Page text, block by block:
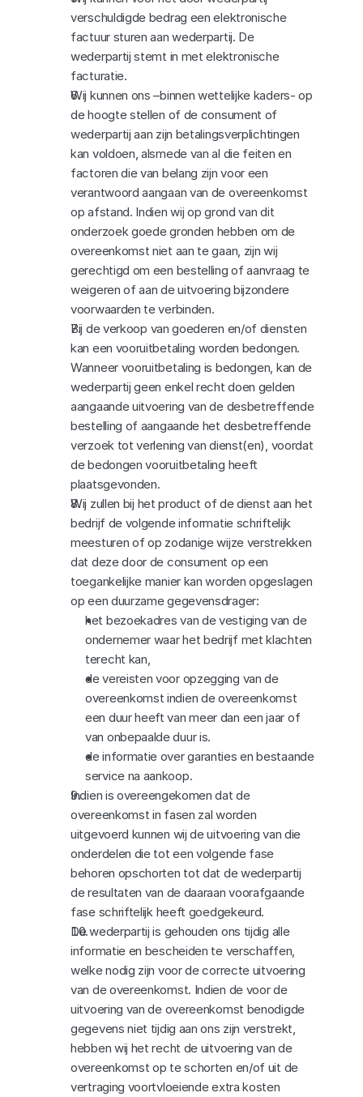
verschuldigde bedrag een elektronische
factuur sturen aan wederpartij. De
wederpartij stemt in met elektronische
facturatie.
Wij kunnen ons –binnen wettelijke kaders- op
de hoogte stellen of de consument of
wederpartij aan zijn betalingsverplichtingen
kan voldoen, alsmede van al die feiten en
factoren die van belang zijn voor een
verantwoord aangaan van de overeenkomst
op afstand. Indien wij op grond van dit
onderzoek goede gronden hebben om de
overeenkomst niet aan te gaan, zijn wij
gerechtigd om een bestelling of aanvraag te
weigeren of aan de uitvoering bijzondere
voorwaarden te verbinden.
Bij de verkoop van goederen en/of diensten
kan een vooruitbetaling worden bedongen.
Wanneer vooruitbetaling is bedongen, kan de
wederpartij geen enkel recht doen gelden
aangaande uitvoering van de desbetreffende
bestelling of aangaande het desbetreffende
verzoek tot verlening van dienst(en), voordat
de bedongen vooruitbetaling heeft
plaatsgevonden.
Wij zullen bij het product of de dienst aan het
bedrijf de volgende informatie schriftelijk
meesturen of op zodanige wijze verstrekken
dat deze door de consument op een
toegankelijke manier kan worden opgeslagen
op een duurzame gegevensdrager:
het bezoekadres van de vestiging van de
ondernemer waar het bedrijf met klachten
terecht kan,
de vereisten voor opzegging van de
overeenkomst indien de overeenkomst
een duur heeft van meer dan een jaar of
van onbepaalde duur is.
de informatie over garanties en bestaande
service na aankoop.
Indien is overeengekomen dat de
overeenkomst in fasen zal worden
uitgevoerd kunnen wij de uitvoering van die
onderdelen die tot een volgende fase
behoren opschorten tot dat de wederpartij
de resultaten van de daaraan voorafgaande
fase schriftelijk heeft goedgekeurd.
De wederpartij is gehouden ons tijdig alle
informatie en bescheiden te verschaffen,
welke nodig zijn voor de correcte uitvoering
van de overeenkomst. Indien de voor de
uitvoering van de overeenkomst benodigde
gegevens niet tijdig aan ons zijn verstrekt,
hebben wij het recht de uitvoering van de
overeenkomst op te schorten en/of uit de
vertraging voortvloeiende extra kosten